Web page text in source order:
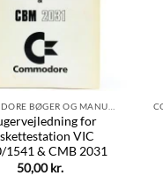
for
VIC
1541 & CMB 2031
50,00kr.